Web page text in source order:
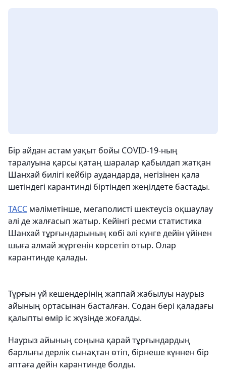
Бір айдан астам уақыт бойы COVID-19-ның
таралуына қарсы қатаң шаралар қабылдап жатқан
Шанхай билігі кейбір аудандарда, негізінен қала
шетіндегі карантинді біртіндеп жеңілдете бастады.
ТАСС мәліметінше, мегаполисті шектеусіз оқшаулау
әлі де жалғасып жатыр. Кейінгі ресми статистика
Шанхай тұрғындарының көбі әлі күнге дейін үйінен
шыға алмай жүргенін көрсетіп отыр. Олар
карантинде қалады.
Тұрғын үй кешендерінің жаппай жабылуы наурыз
айының ортасынан басталған. Содан бері қаладағы
қалыпты өмір іс жүзінде жоғалды.
Наурыз айының соңына қарай тұрғындардың
барлығы дерлік сынақтан өтіп, бірнеше күннен бір
аптаға дейін карантинде болды.